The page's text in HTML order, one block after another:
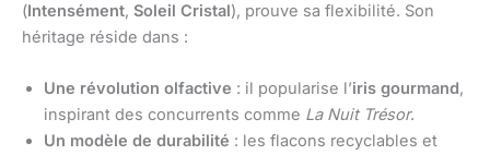
(Intensément, Soleil Cristal), prouve sa flexibilité. Son
héritage réside dans :
Une révolution olfactive : il popularise l’iris gourmand,
inspirant des concurrents comme La Nuit Trésor.
Un modèle de durabilité : les flacons recyclables et